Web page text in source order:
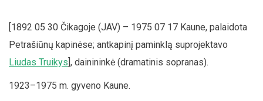
[1892 05 30 Čikagoje (JAV) – 1975 07 17 Kaune, palaidota
Petrašiūnų kapinėse; antkapinį paminklą suprojektavo
Liudas Truikys], dainininkė (dramatinis sopranas).
1923–1975 m. gyveno Kaune.